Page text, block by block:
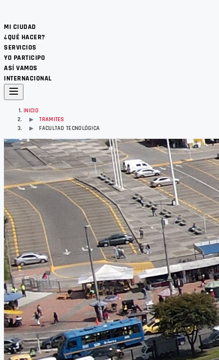
MI CIUDAD
¿QUÉ HACER?
SERVICIOS
YO PARTICIPO
ASÍ VAMOS
INTERNACIONAL
INICIO
▶ TRAMITES
▶ FACULTAD TECNOLÓGICA